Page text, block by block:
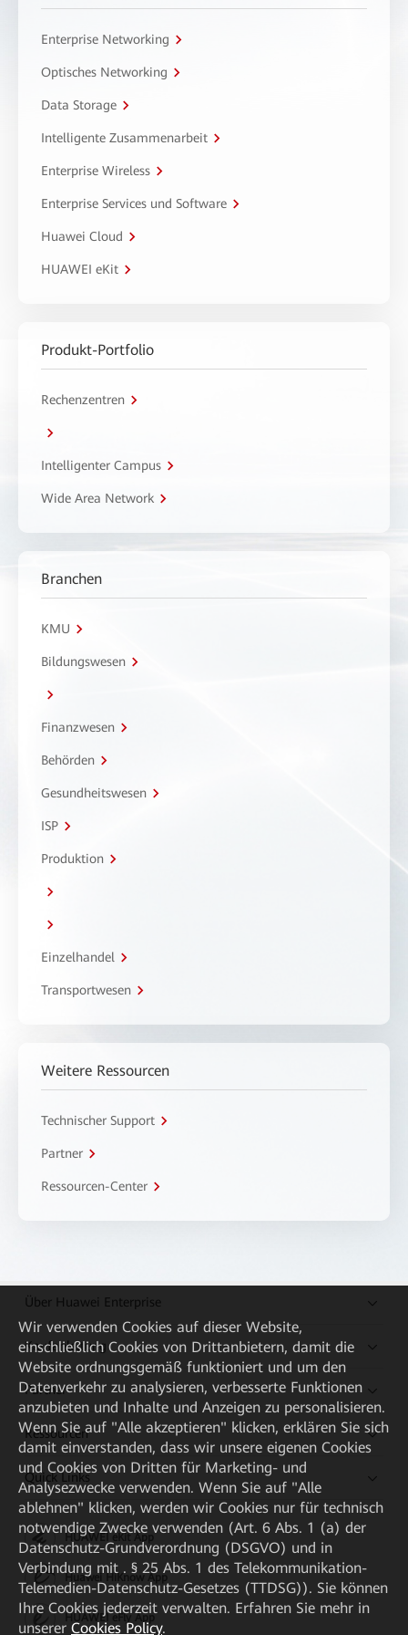
Enterprise Networking
Optisches Networking
Data Storage
Intelligente Zusammenarbeit
Enterprise Wireless
Enterprise Services und Software
Huawei Cloud
HUAWEI eKit
Produkt-Portfolio
Rechenzentren
Intelligenter Campus
Wide Area Network
Branchen
KMU
Bildungswesen
Finanzwesen
Behörden
Gesundheitswesen
ISP
Produktion
Einzelhandel
Transportwesen
Weitere Ressourcen
Technischer Support
Partner
Ressourcen-Center
Über Huawei Enterprise
Kaufanleitung
Partner
Ressourcen
Quick Links
HUAWEI eKit App
Huawei HiKnow App
HUAWEI eFly App
Wir verwenden Cookies auf dieser Website,
einschließlich Cookies von Drittanbietern, damit die
Website ordnungsgemäß funktioniert und um den
Datenverkehr zu analysieren, verbesserte Funktionen
anzubieten und Inhalte und Anzeigen zu personalisieren.
Wenn Sie auf "Alle akzeptieren" klicken, erklären Sie sich
damit einverstanden, dass wir unsere eigenen Cookies
und Cookies von Dritten für Marketing- und
Analysezwecke verwenden. Wenn Sie auf "Alle
ablehnen" klicken, werden wir Cookies nur für technisch
notwendige Zwecke verwenden (Art. 6 Abs. 1 (a) der
Datenschutz-Grundverordnung (DSGVO) und in
Verbindung mit . § 25 Abs. 1 des Telekommunikation-
Telemedien-Datenschutz-Gesetzes (TTDSG)). Sie können
Ihre Cookies jederzeit verwalten. Erfahren Sie mehr in
unserer Cookies Policy.